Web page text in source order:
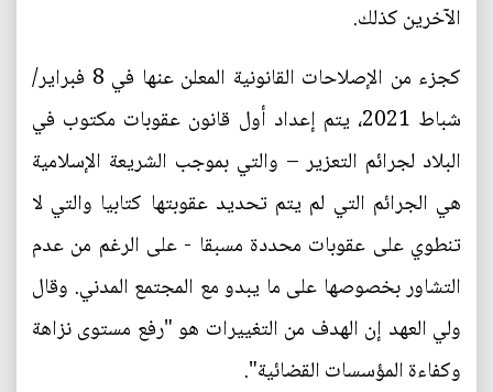
الآخرين كذلك.
كجزء من الإصلاحات القانونية المعلن عنها في 8 فبراير/
شباط 2021، يتم إعداد أول قانون عقوبات مكتوب في
البلاد لجرائم التعزير – والتي بموجب الشريعة الإسلامية
هي الجرائم التي لم يتم تحديد عقوبتها كتابيا والتي لا
تنطوي على عقوبات محددة مسبقا - على الرغم من عدم
التشاور بخصوصها على ما يبدو مع المجتمع المدني. وقال
ولي العهد إن الهدف من التغييرات هو "رفع مستوى نزاهة
وكفاءة المؤسسات القضائية".